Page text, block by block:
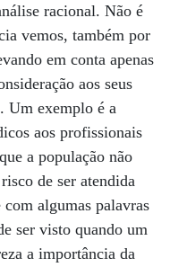
racional. Não é
vemos, também por
em conta apenas
aos seus
Um exemplo é a
aos profissionais
a população não
de ser atendida
algumas palavras
ser visto quando um
a importância da